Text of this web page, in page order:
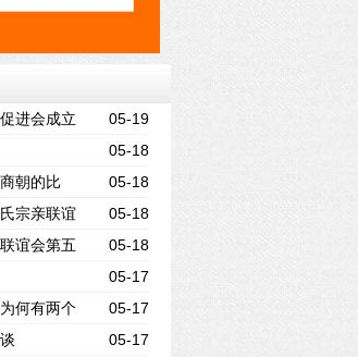
05-19
进会成立
05-18
05-18
朝的比
05-18
宗亲联谊
05-18
谊会第五
05-17
05-17
何有两个
什么 05-17